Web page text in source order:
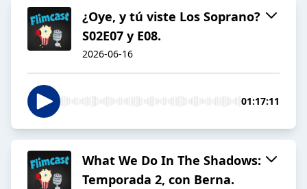
¿Oye, y tú viste Los Soprano?
S02E07 y E08.
2026-06-16
01:17:11
What We Do In The Shadows:
Temporada 2, con Berna.